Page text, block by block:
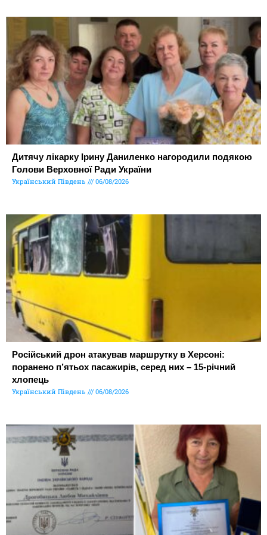
Дитячу лікарку Ірину Даниленко нагородили подякою
Голови Верховної Ради України
Український Південь 06/08/2026
Російський дрон атакував маршрутку в Херсоні:
поранено п’ятьох пасажирів, серед них – 15-річний
хлопець
Український Південь 06/08/2026